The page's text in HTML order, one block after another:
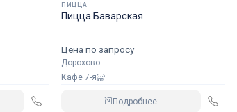
ПИЦЦА
Пицца Баварская
Цена по запросу
Дорохово
Кафе 7-я
Подробнее